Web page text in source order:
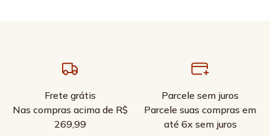
Frete grátis
Nas compras acima de R$
269,99
Parcele sem juros
Parcele suas compras em
até 6x sem juros